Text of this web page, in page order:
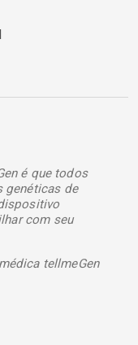
é que todos
genéticas de
com seu
tellmeGen